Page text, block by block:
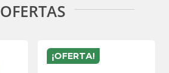
OFERTAS
¡OFERTA!